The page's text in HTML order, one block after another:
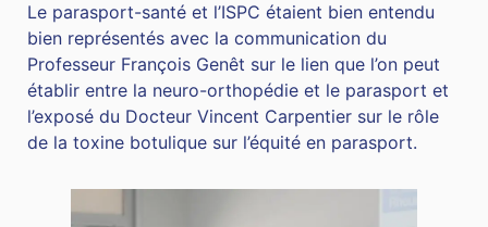
Le parasport-santé et l’ISPC étaient bien entendu
bien représentés avec la communication du
Professeur François Genêt sur le lien que l’on peut
établir entre la neuro-orthopédie et le parasport et
l’exposé du Docteur Vincent Carpentier sur le rôle
de la toxine botulique sur l’équité en parasport.